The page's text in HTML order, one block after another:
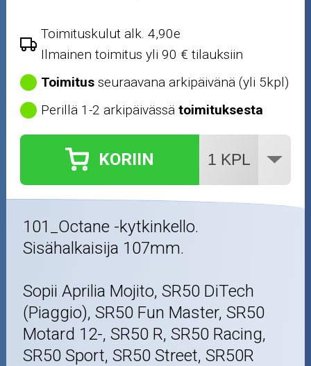
Renkaat ja vanteet
Öljyt ja kemikaalit
Työkalut
Outlet-tuotteet
Toimituskulut alk. 4,90e
Ilmainen toimitus yli 90 € tilauksiin
Toimitus seuraavana arkipäivänä (yli 5kpl)
Perillä 1-2 arkipäivässätoimituksesta
KORIIN
101_Octane -kytkinkello.
Sisähalkaisija 107mm.
Sopii Aprilia Mojito, SR50 DiTech
(Piaggio), SR50 Fun Master, SR50
Motard 12-, SR50 R, SR50 Racing,
SR50 Sport, SR50 Street, SR50R